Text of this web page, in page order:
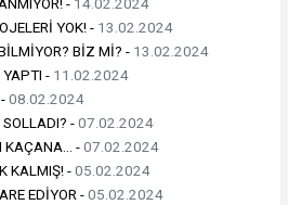
- 14.02.2024
YOK! - 13.02.2024
BİZ Mİ? - 13.02.2024
- 11.02.2024
08.02.2024
-07.02.2024
KAÇANA… -07.02.2024
KALMIŞ! -05.02.2024
EDİYOR -05.02.2024